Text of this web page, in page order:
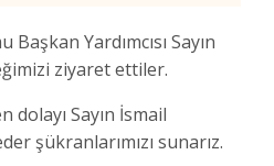
Yardımcısı Sayın
ziyaret ettiler.
Sayın İsmail
şükranlarımızı sunarız.